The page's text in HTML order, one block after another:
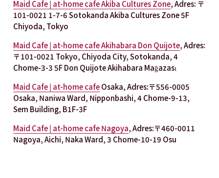
Maid Cafe | at-home cafe Akiba Cultures Zone, Adres: 〒
101-0021 1-7-6 Sotokanda Akiba Cultures Zone 5F
Chiyoda, Tokyo
Maid Cafe | at-home cafe Akihabara Don Quijote, Adres:
〒101-0021 Tokyo, Chiyoda City, Sotokanda, 4
Chome-3-3 5F Don Quijote Akihabara Mağazası
Maid Cafe | at-home cafe Osaka, Adres:〒556-0005
Osaka, Naniwa Ward, Nipponbashi, 4 Chome-9-13,
Sem Building, B1F-3F
Maid Cafe | at-home cafe Nagoya, Adres:〒460-0011
Nagoya, Aichi, Naka Ward, 3 Chome-10-19 Osu